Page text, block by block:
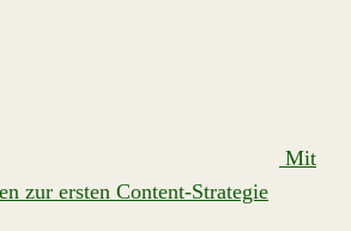
Mit
zur ersten Content-Strategie